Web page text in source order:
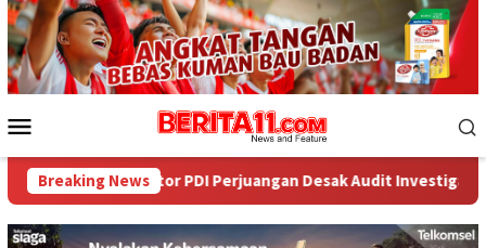
Loncat
ke
konten
Mobile
Breaking News
PDI Perjuangan Desak Audit Investigatif WNA Asal